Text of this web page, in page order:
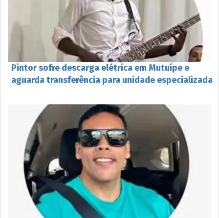
Pintor sofre descarga elétrica em Mutuípe e
aguarda transferência para unidade especializada